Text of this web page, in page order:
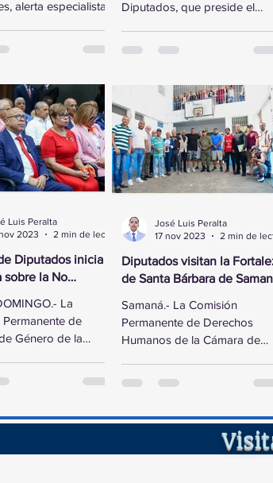
alerta especialista”
Diputados, que preside el
Diputados inicia
sobre la No
La
de
Género de la
Luis Peralta
2023
Diputados visitan la
de Santa Bárbara de
Samaná.- La Comisión
Permanente de Derechos
Humanos de la Cámara de
José Luis Peralta
17 nov 2023